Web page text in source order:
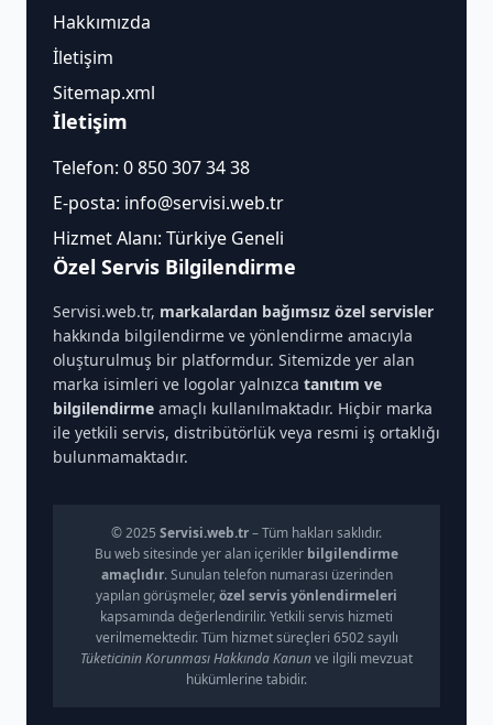
Hakkımızda
İletişim
Sitemap.xml
İletişim
Telefon: 0 850 307 34 38
E-posta: info@servisi.web.tr
Hizmet Alanı: Türkiye Geneli
Özel Servis Bilgilendirme
Servisi.web.tr, markalardan bağımsız özel servisler
hakkında bilgilendirme ve yönlendirme amacıyla
oluşturulmuş bir platformdur. Sitemizde yer alan
marka isimleri ve logolar yalnızca tanıtım ve
bilgilendirme amaçlı kullanılmaktadır. Hiçbir marka
ile yetkili servis, distribütörlük veya resmi iş ortaklığı
bulunmamaktadır.
© 2025 Servisi.web.tr– Tüm hakları saklıdır.
Bu web sitesinde yer alan içerikler bilgilendirme
amaçlıdır. Sunulan telefon numarası üzerinden
yapılan görüşmeler, özel servis yönlendirmeleri
kapsamında değerlendirilir. Yetkili servis hizmeti
verilmemektedir. Tüm hizmet süreçleri 6502 sayılı
Tüketicinin Korunması Hakkında Kanunve ilgili mevzuat
hükümlerine tabidir.